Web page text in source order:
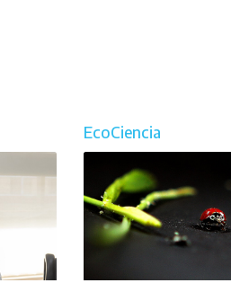
EcoCiencia